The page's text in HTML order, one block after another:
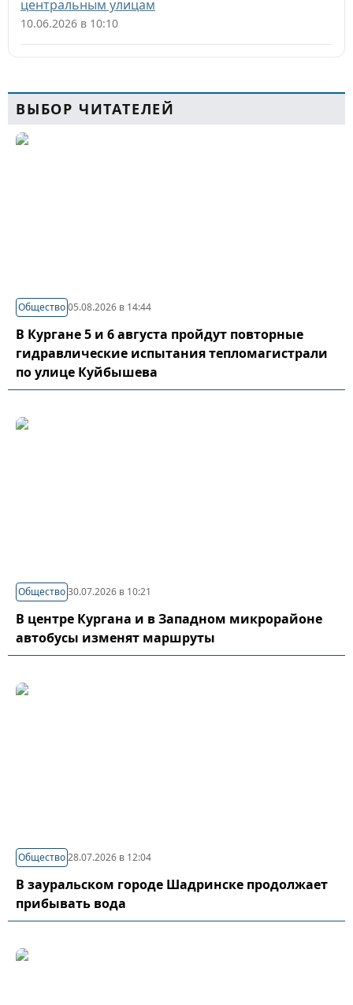
центральным улицам
10.06.2026 в 10:10
ВЫБОР ЧИТАТЕЛЕЙ
Общество05.08.2026 в 14:44
В Кургане 5 и 6 августа пройдут повторные
гидравлические испытания тепломагистрали
по улице Куйбышева
Общество30.07.2026 в 10:21
В центре Кургана и в Западном микрорайоне
автобусы изменят маршруты
Общество28.07.2026 в 12:04
В зауральском городе Шадринске продолжает
прибывать вода